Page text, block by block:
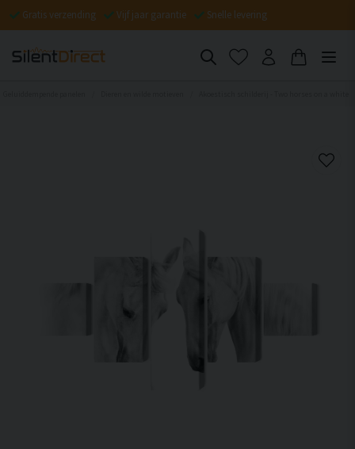
Gratis verzending Vijf jaar garantie Snelle levering